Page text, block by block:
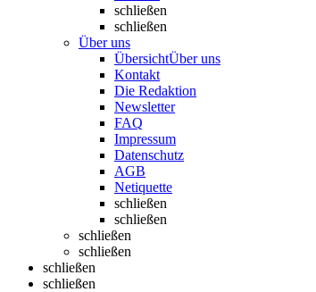
schließen
schließen
Über uns
ÜbersichtÜber uns
Kontakt
Die Redaktion
Newsletter
FAQ
Impressum
Datenschutz
AGB
Netiquette
schließen
schließen
schließen
schließen
schließen
schließen